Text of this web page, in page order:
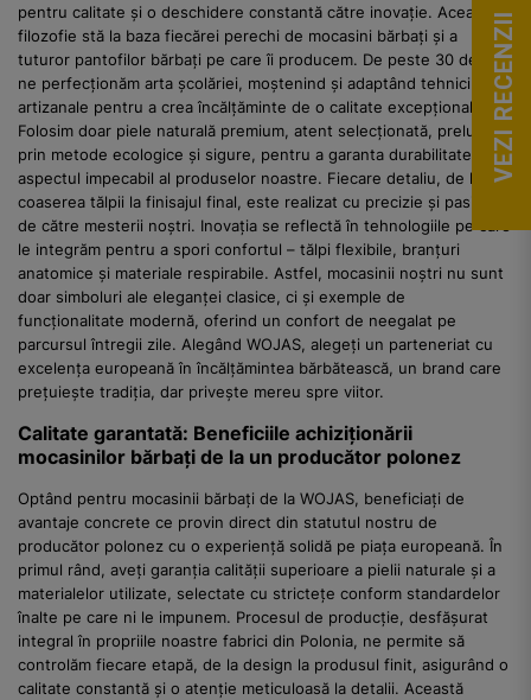
pentru calitate și o deschidere constantă către inovație. Această
filozofie stă la baza fiecărei perechi de mocasini bărbați și a
tuturor pantofilor bărbați pe care îi producem. De peste 30 de ani,
ne perfecționăm arta școlăriei, moștenind și adaptând tehnicile
artizanale pentru a crea încălțăminte de o calitate excepțională.
Folosim doar piele naturală premium, atent selecționată, prelucrată
prin metode ecologice și sigure, pentru a garanta durabilitatea și
aspectul impecabil al produselor noastre. Fiecare detaliu, de la
coaserea tălpii la finisajul final, este realizat cu precizie și pasiune
de către mesterii noștri. Inovația se reflectă în tehnologiile pe care
le integrăm pentru a spori confortul – tălpi flexibile, branțuri
anatomice și materiale respirabile. Astfel, mocasinii noștri nu sunt
doar simboluri ale eleganței clasice, ci și exemple de
funcționalitate modernă, oferind un confort de neegalat pe
parcursul întregii zile. Alegând WOJAS, alegeți un parteneriat cu
excelența europeană în încălțămintea bărbătească, un brand care
prețuiește tradiția, dar privește mereu spre viitor.
Calitate garantată: Beneficiile achiziționării
mocasinilor bărbați de la un producător polonez
Optând pentru mocasinii bărbați de la WOJAS, beneficiați de
avantaje concrete ce provin direct din statutul nostru de
producător polonez cu o experiență solidă pe piața europeană. În
primul rând, aveți garanția calității superioare a pielii naturale și a
materialelor utilizate, selectate cu strictețe conform standardelor
înalte pe care ni le impunem. Procesul de producție, desfășurat
integral în propriile noastre fabrici din Polonia, ne permite să
controlăm fiecare etapă, de la design la produsul finit, asigurând o
calitate constantă și o atenție meticuloasă la detalii. Această
VEZI RECENZII